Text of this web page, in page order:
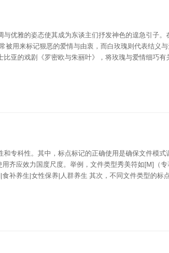
优雅的姿态使其成为东谈主们抒发神色的遑急引子
用来标记狠恶的爱情与由衷，而白玫瑰则代表结义
亚的戏剧《罗密欧与朱丽叶》，将玫瑰与爱情细巧
专科性。其中，标点标记的正确使用是确保文件模
用齐应效力国度尺度。举例，文件类型秀美符如[M]（
补养生|女性保养|人群养生 其次，不同文件类型的标